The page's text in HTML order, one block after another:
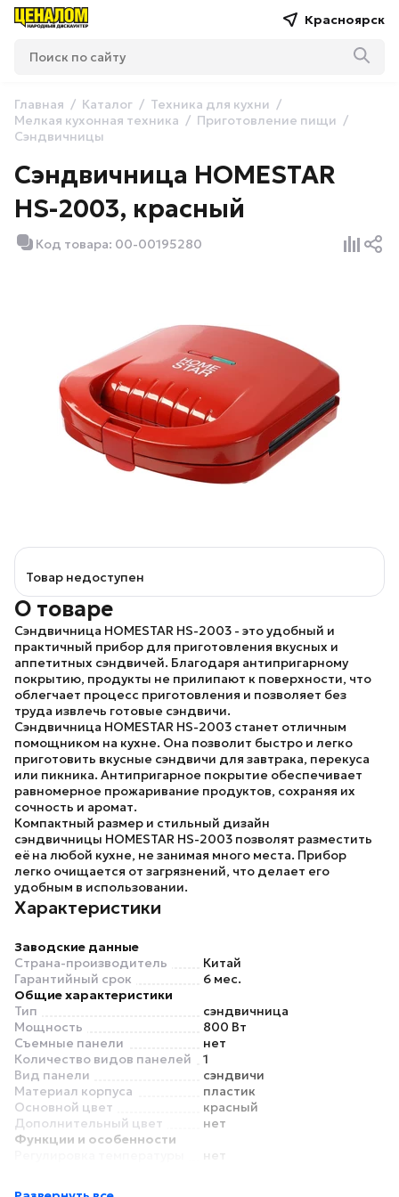
Красноярск
Главная Каталог
Техника для кухни
Мелкая кухонная техника
Приготовление пищи
Сэндвичницы
Сэндвичница HOMESTAR
HS-2003, красный
Код товара: 00-00195280
Товар недоступен
О товаре
Сэндвичница HOMESTAR HS-2003 - это удобный и
практичный прибор для приготовления вкусных и
аппетитных сэндвичей. Благодаря антипригарному
покрытию, продукты не прилипают к поверхности, что
облегчает процесс приготовления и позволяет без
труда извлечь готовые сэндвичи.
Сэндвичница HOMESTAR HS-2003 станет отличным
помощником на кухне. Она позволит быстро и легко
приготовить вкусные сэндвичи для завтрака, перекуса
или пикника. Антипригарное покрытие обеспечивает
равномерное прожаривание продуктов, сохраняя их
сочность и аромат.
Компактный размер и стильный дизайн
сэндвичницы HOMESTAR HS-2003 позволят разместить
её на любой кухне, не занимая много места. Прибор
легко очищается от загрязнений, что делает его
удобным в использовании.
Характеристики
Заводские данные
Страна-производитель
Китай
Гарантийный срок
6 мес.
Общие характеристики
Тип
сэндвичница
Мощность
800 Вт
Съемные панели
нет
Количество видов панелей
1
Вид панели
сэндвичи
Материал корпуса
пластик
Основной цвет
красный
Дополнительный цвет
нет
Функции и особенности
нет